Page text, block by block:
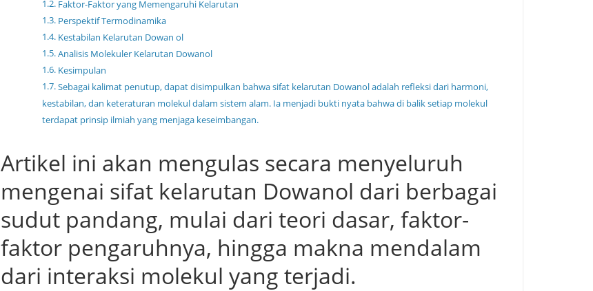
Faktor-Faktor yang Memengaruhi Kelarutan
Perspektif Termodinamika
Kestabilan Kelarutan Dowan ol
Analisis Molekuler Kelarutan Dowanol
Kesimpulan
Sebagai kalimat penutup, dapat disimpulkan bahwa sifat kelarutan Dowanol adalah refleksi dari harmoni,
kestabilan, dan keteraturan molekul dalam sistem alam. Ia menjadi bukti nyata bahwa di balik setiap molekul
terdapat prinsip ilmiah yang menjaga keseimbangan.
Artikel ini akan mengulas secara menyeluruh
mengenai sifat kelarutan Dowanol dari berbagai
sudut pandang, mulai dari teori dasar, faktor-
faktor pengaruhnya, hingga makna mendalam
dari interaksi molekul yang terjadi.